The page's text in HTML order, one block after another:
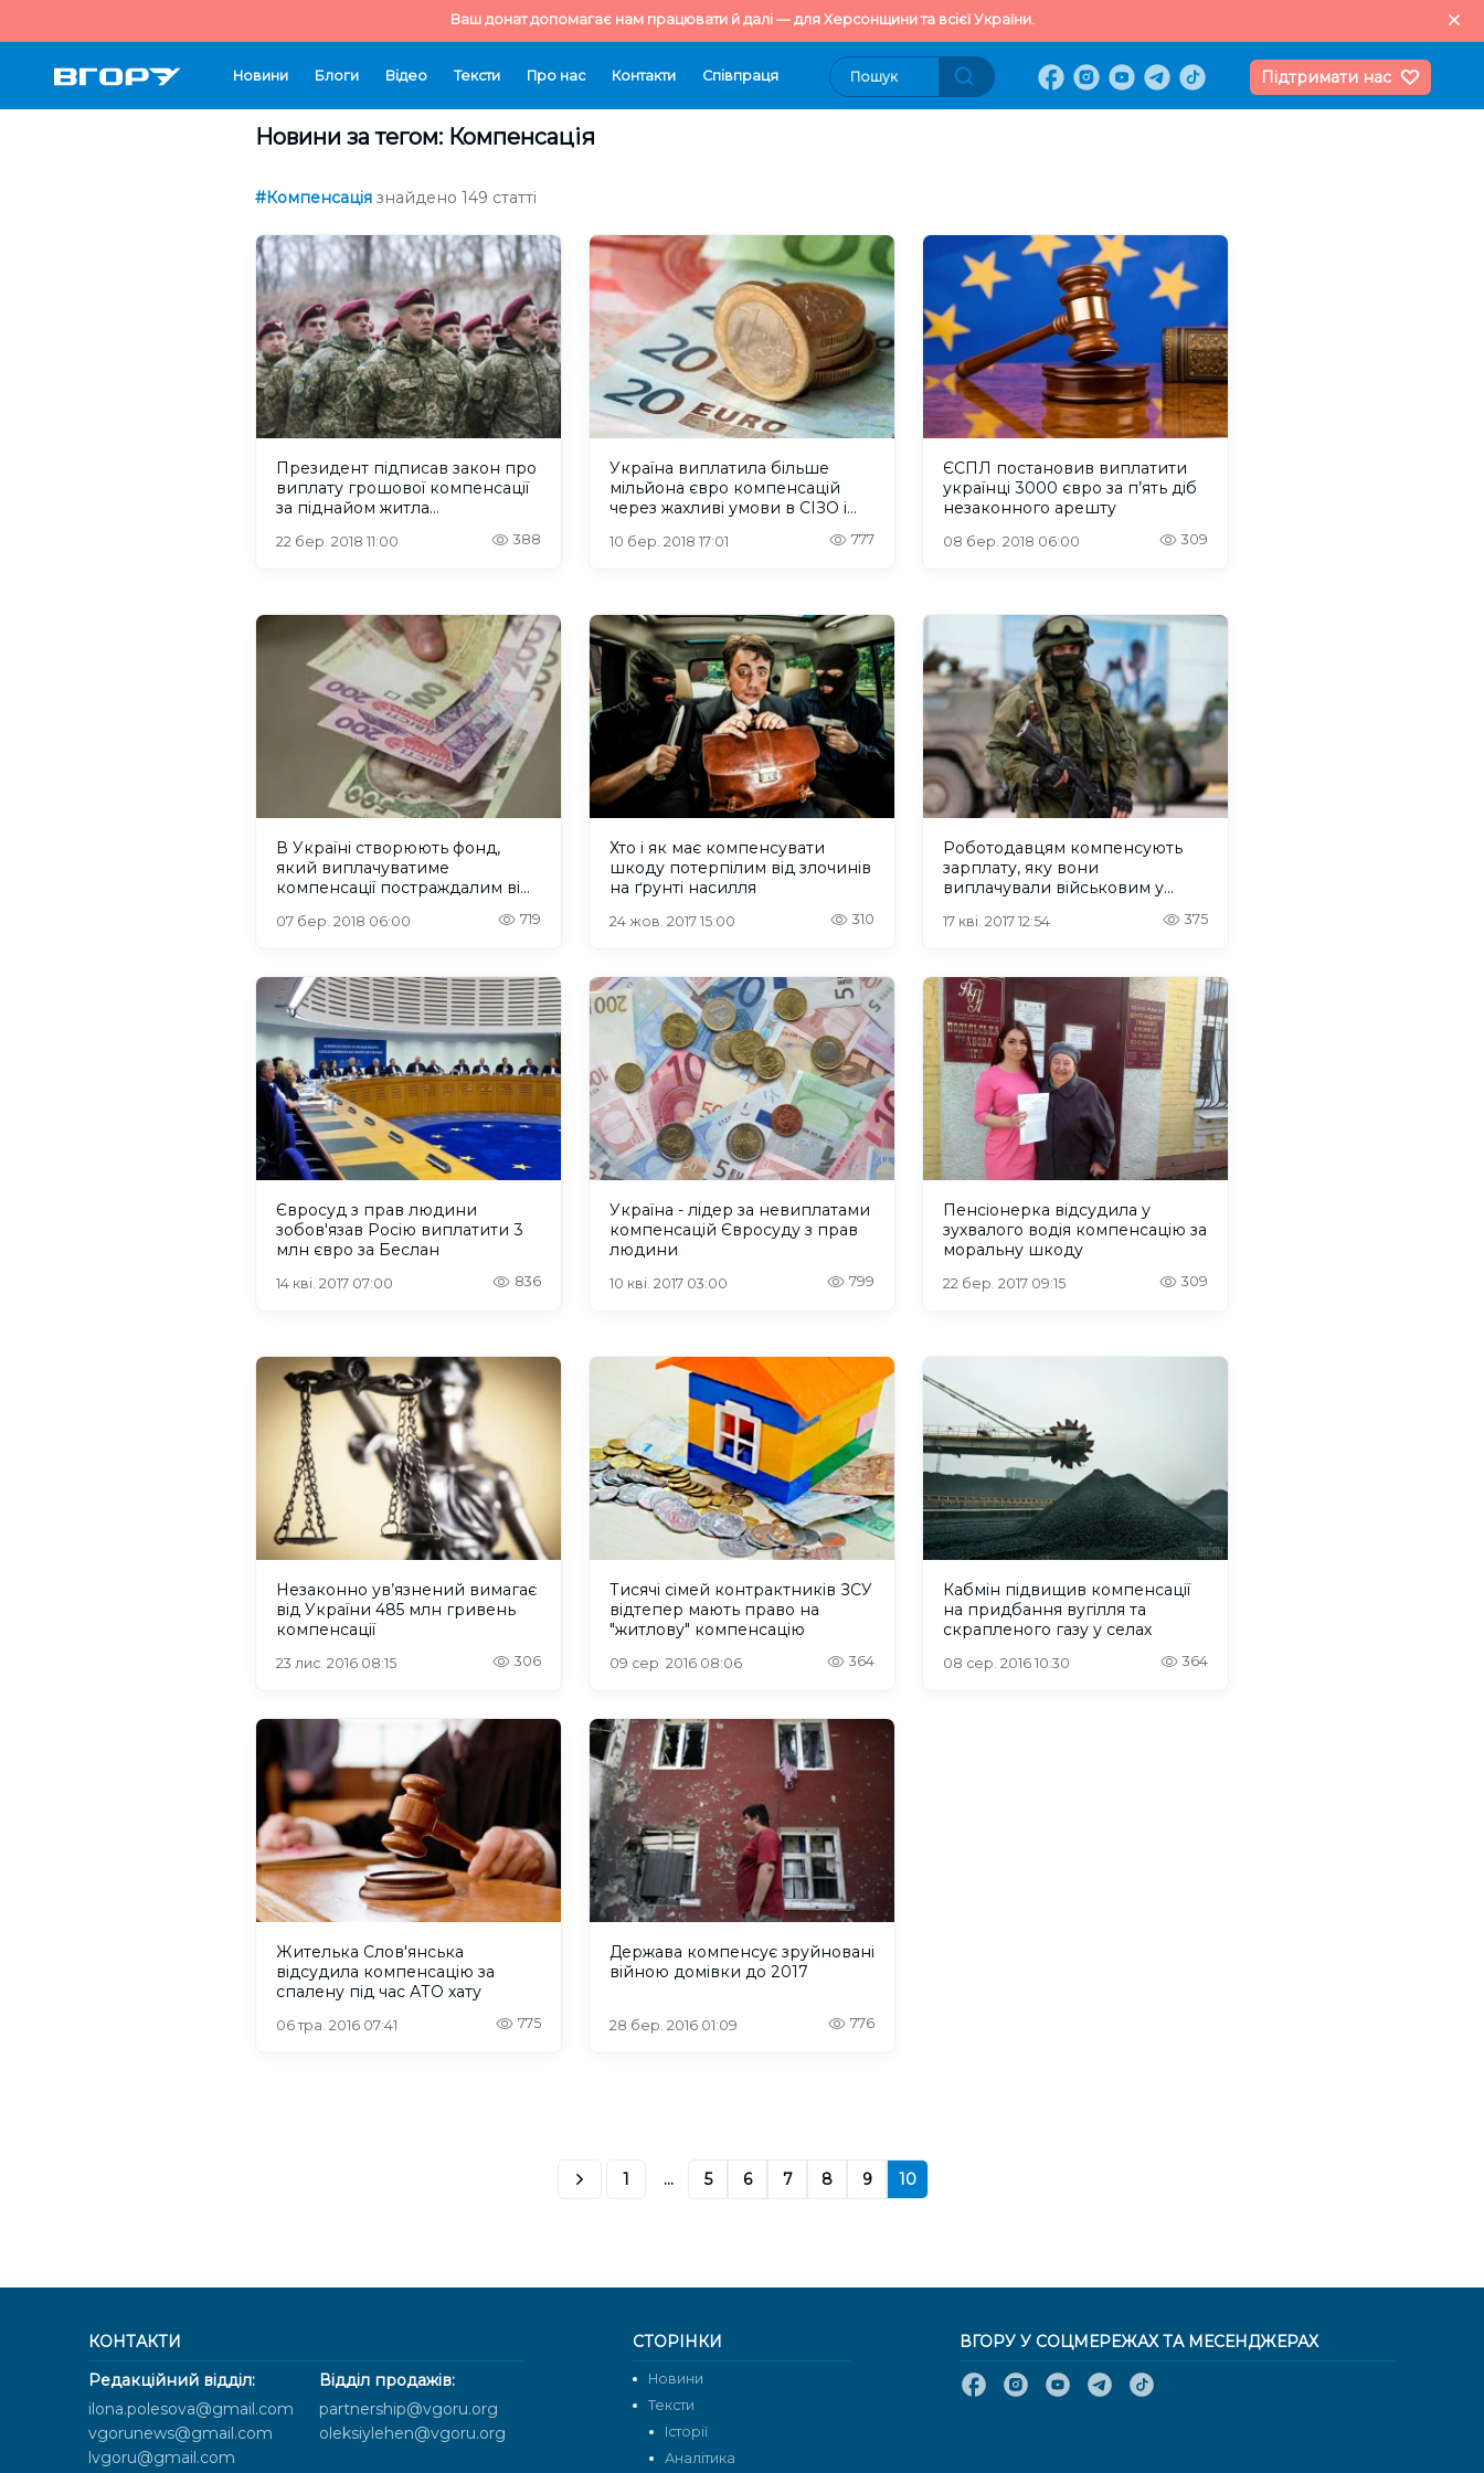
Ваш донат допомагає нам працювати й далі — для Херсонщини та всієї України.
Новини Блоги Відео Тексти Про нас Контакти Cпівпраця Підтримати нас
Новини за тегом: Компенсація
#Компенсація знайдено 149 статті
Президент підписав закон про
виплату грошової компенсації
за піднайом житла
22 бер. 2018 11:00 388
Україна виплатила більше
мільйона євро компенсацій
через жахливі умови в СІЗО і
10 бер. 2018 17:01 777
ЄСПЛ постановив виплатити
українці 3000 євро за п’ять діб
незаконного арешту
08 бер. 2018 06:00 309
В Україні створюють фонд,
який виплачуватиме
компенсації постраждалим від
07 бер. 2018 06:00 719
Хто і як має компенсувати
шкоду потерпілим від злочинів
на ґрунті насилля
24 жов. 2017 15:00 310
Роботодавцям компенсують
зарплату, яку вони
виплачували військовим у
17 кві. 2017 12:54 375
Євросуд з прав людини
зобов'язав Росію виплатити 3
млн євро за Беслан
14 кві. 2017 07:00 836
Україна - лідер за невиплатами
компенсацій Євросуду з прав
людини
10 кві. 2017 03:00 799
Пенсіонерка відсудила у
зухвалого водія компенсацію за
моральну шкоду
22 бер. 2017 09:15 309
Незаконно ув’язнений вимагає
від України 485 млн гривень
компенсації
23 лис. 2016 08:15 306
Тисячі сімей контрактників ЗСУ
відтепер мають право на
"житлову" компенсацію
09 сер. 2016 08:06 364
Кабмін підвищив компенсації
на придбання вугілля та
скрапленого газу у селах
08 сер. 2016 10:30 364
Жителька Слов'янська
відсудила компенсацію за
спалену під час АТО хату
06 тра. 2016 07:41 775
Держава компенсує зруйновані
війною домівки до 2017
28 бер. 2016 01:09 776
1 ... 5 6 7 8 9 10
КОНТАКТИ
Редакційний відділ:
ilona.polesova@gmail.com
vgorunews@gmail.com
lvgoru@gmail.com
Відділ продажів:
partnership@vgoru.org
oleksiylehen@vgoru.org
СТОРІНКИ
Новини
Тексти
Історії
Аналітика
ВГОРУ У СОЦМЕРЕЖАХ ТА МЕСЕНДЖЕРАХ